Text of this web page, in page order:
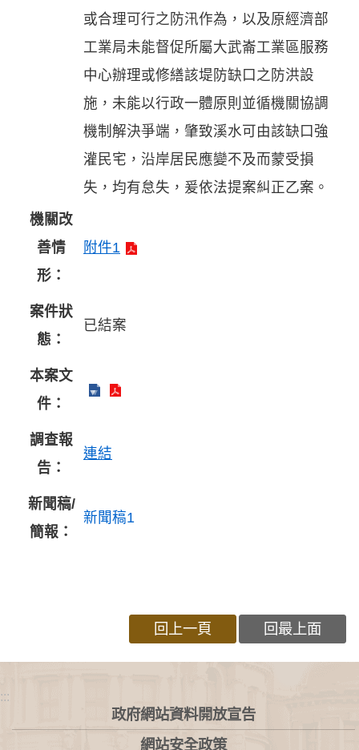
或合理可行之防汛作為，以及原經濟部
工業局未能督促所屬大武崙工業區服務
中心辦理或修繕該堤防缺口之防洪設
施，未能以行政一體原則並循機關協調
機制解決爭端，肇致溪水可由該缺口強
灌民宅，沿岸居民應變不及而蒙受損
失，均有怠失，爰依法提案糾正乙案。
機關改
善情
形：
附件1
案件狀
態：
已結案
本案文
件：
調查報
告：
連結
新聞稿/
簡報：
新聞稿1
回上一頁 回最上面
:::
政府網站資料開放宣告
網站安全政策